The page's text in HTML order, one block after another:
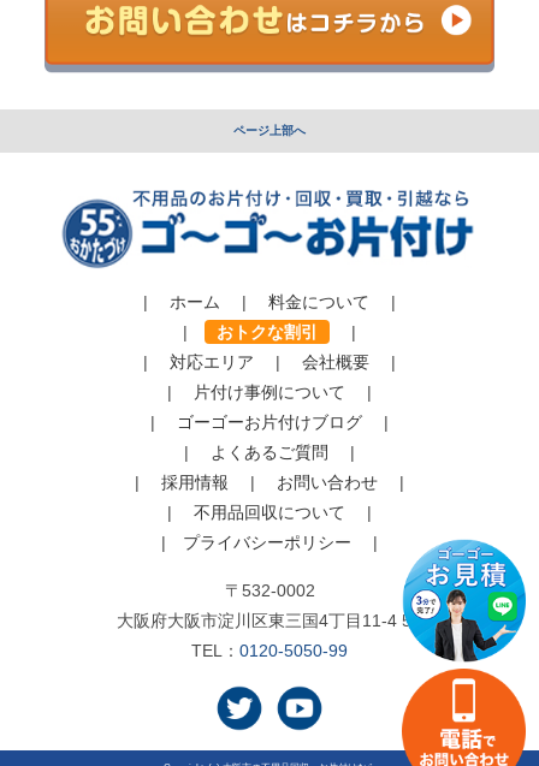
ページ上部へ
| ホーム | 料金について
|
|
おトクな割引
|
|
対応エリア | 会社概要
|
|
片付け事例について
|
|
ゴーゴーお片付けブログ
|
|
よくあるご質問
|
|
採用情報 | お問い合わせ
|
|
不用品回収について
|
|
プライバシーポリシー |
〒532-0002
大阪府大阪市淀川区東三国4丁目11-4 5F
TEL： 0120-5050-99